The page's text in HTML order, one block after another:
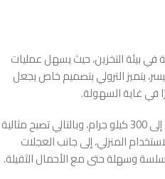
في بيئة التخزين، حيث يسهل عمليات
يتميز الترولي بتصميم خاص يجعل
في غاية السهولة.
يتمتع الترولي بقدرة تحميل قوية تصل إلى 300 كيلو جرام، وبالتالي تصبح مثالية
المنزلي، إلى جانب العجلات
سلسة وسهلة حتى مع الأحمال الثقيلة.